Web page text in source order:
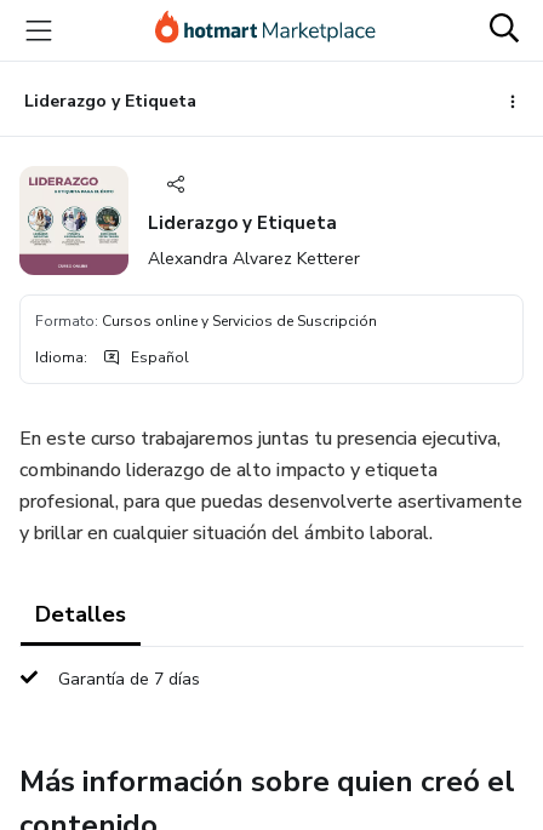
principal
página
de
página
Liderazgo y Etiqueta
Liderazgo y Etiqueta
Alexandra Alvarez Ketterer
Formato: Cursos online y Servicios de Suscripción
Idioma: Español
En este curso trabajaremos juntas tu presencia ejecutiva,
combinando liderazgo de alto impacto y etiqueta
profesional, para que puedas desenvolverte asertivamente
y brillar en cualquier situación del ámbito laboral.
Detalles
Garantía de 7 días
Más información sobre quien creó el